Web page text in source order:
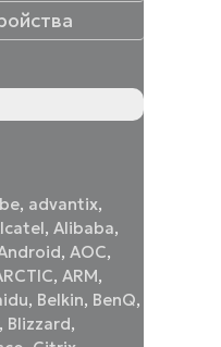
, advantix,
,Alibaba,
,AOC,
,ARM,
, Belkin, BenQ,
, Blizzard,